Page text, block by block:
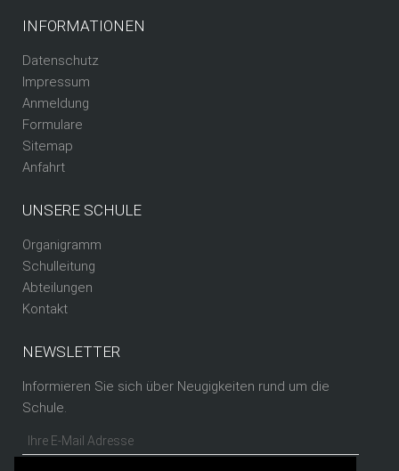
INFORMATIONEN
Datenschutz
Impressum
Anmeldung
Formulare
Sitemap
Anfahrt
UNSERE SCHULE
Organigramm
Schulleitung
Abteilungen
Kontakt
NEWSLETTER
Informieren Sie sich über Neugigkeiten rund um die
Schule.